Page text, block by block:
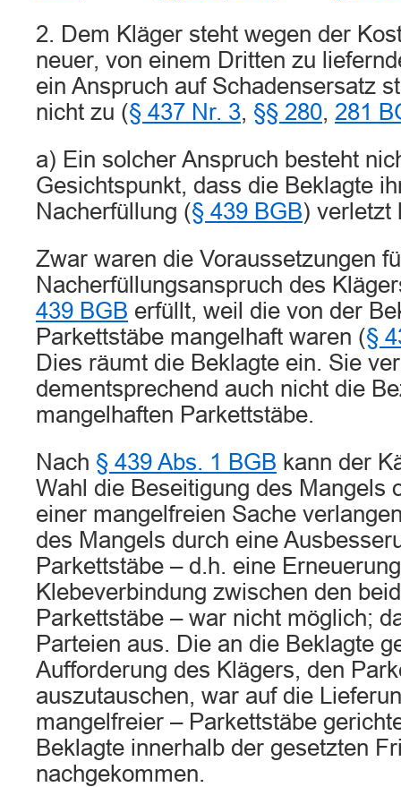
2. Dem Kläger steht wegen der
neuer, von einem Dritten zu
ein Anspruch auf Schadensersatz
nicht zu (§ 437 Nr. 3, §§ 280, 281
a) Ein solcher Anspruch besteht
Gesichtspunkt, dass die Beklagte
Nacherfüllung (§ 439 BGB) verletzt
Zwar waren die Voraussetzungen
Nacherfüllungsanspruch des
439 BGB erfüllt, weil die von der
Parkettstäbe mangelhaft waren (§
Dies räumt die Beklagte ein. Sie
dementsprechend auch nicht die
mangelhaften Parkettstäbe.
Nach § 439 Abs. 1 BGB kann der
Wahl die Beseitigung des Mangels
einer mangelfreien Sache
des Mangels durch eine
Parkettstäbe – d.h. eine
Klebeverbindung zwischen den
Parkettstäbe – war nicht möglich;
Parteien aus. Die an die Beklagte
Aufforderung des Klägers, den
auszutauschen, war auf die
mangelfreier – Parkettstäbe
Beklagte innerhalb der gesetzten
nachgekommen.